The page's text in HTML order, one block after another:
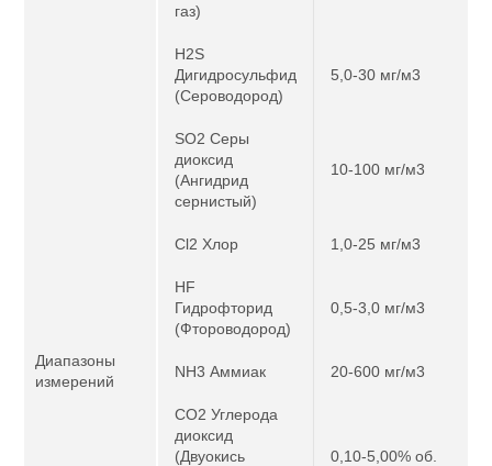
Диапазоны
измерений
газ)
H2S
Дигидросульфид
(Сероводород)
5,0-30 мг/м3
SO2 Серы
диоксид
(Ангидрид
сернистый)
10-100 мг/м3
Cl2 Хлор 1,0-25 мг/м3
HF
Гидрофторид
(Фтороводород)
0,5-3,0 мг/м3
NH3 Аммиак 20-600 мг/м3
CO2 Углерода
диоксид
(Двуокись
0,10-5,00% об.